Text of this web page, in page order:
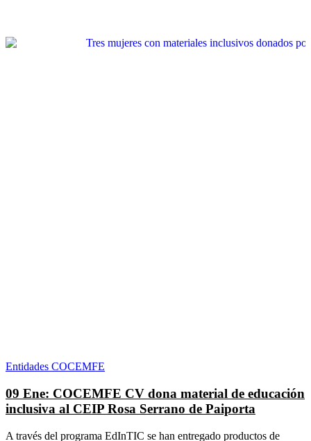
Entidades COCEMFE
09 Ene: COCEMFE CV dona material de educación
inclusiva al CEIP Rosa Serrano de Paiporta
A través del programa EdInTIC se han entregado productos de